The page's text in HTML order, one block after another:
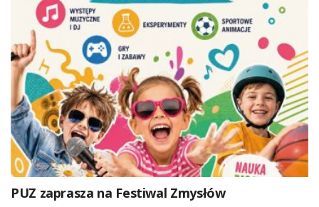
PUZ zaprasza na Festiwal Zmysłów